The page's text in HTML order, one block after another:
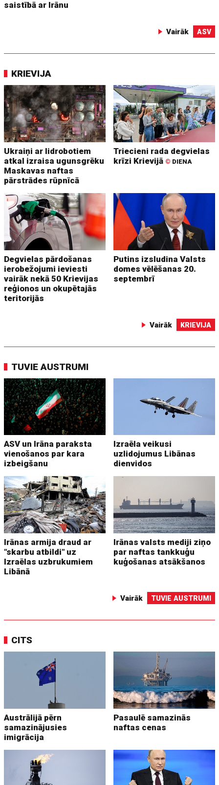
saistībā ar Irānu
Vairāk ASV
KRIEVIJA
Ukraiņi ar lidrobotiem
atkal izraisa ugunsgrēku
Maskavas naftas
pārstrādes rūpnīcā
Triecieni rada degvielas
krīzi Krievijā © DIENA
Degvielas pārdošanas
ierobežojumi ieviesti
vairāk nekā 50 Krievijas
reģionos un okupētajās
teritorijās
Putins izsludina Valsts
domes vēlēšanas 20.
septembrī
Vairāk KRIEVIJA
TUVIE AUSTRUMI
ASV un Irāna paraksta
vienošanos par kara
izbeigšanu
Izraēla veikusi
uzlidojumus Libānas
dienvidos
Irānas armija draud ar
"skarbu atbildi" uz
Izraēlas uzbrukumiem
Libānā
Irānas valsts mediji ziņo
par naftas tankkuģu
kuģošanas atsākšanos
Vairāk TUVIE AUSTRUMI
CITS
Austrālijā pērn
samazinājusies
imigrācija
Pasaulē samazinās
naftas cenas